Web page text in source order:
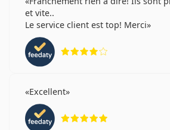
et vite..
Le service client est top! Merci
Excellent